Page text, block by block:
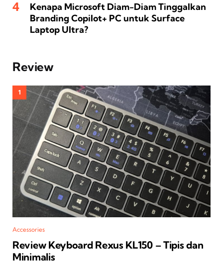
Kenapa Microsoft Diam-Diam Tinggalkan
Branding Copilot+ PC untuk Surface
Laptop Ultra?
Review
Accessories
Review Keyboard Rexus KL150 – Tipis dan
Minimalis